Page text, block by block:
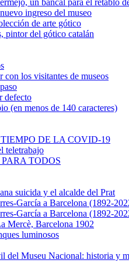
un bancal para el retablo
ingreso del museo
de arte gótico
pintor del gótico catalán
con los visitantes de museos
defecto
(en menos de 140 caracteres)
DE LA COVID-19
teletrabajo
TODOS
suicida y el alcalde del Prat
García a Barcelona (1892-
García a Barcelona (1892-
Mercè, Barcelona 1902
luminosos
del Museu Nacional: historia y